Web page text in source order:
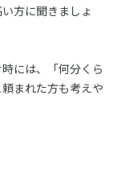
方に聞きましょ
には、「何分くら
まれた方も考えや